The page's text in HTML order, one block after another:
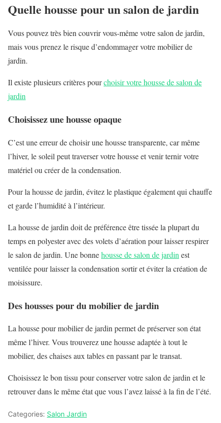
Quelle housse pour un salon de jardin
Vous pouvez très bien couvrir vous-même votre salon de jardin,
mais vous prenez le risque d’endommager votre mobilier de
jardin.
Il existe plusieurs critères pourchoisir votre housse de salon de
jardin
Choisissez une housse opaque
C’est une erreur de choisir une housse transparente, car même
l’hiver, le soleil peut traverser votre housse et venir ternir votre
matériel ou créer de la condensation.
Pour la housse de jardin, évitez le plastique également qui chauffe
et garde l’humidité à l’intérieur.
La housse de jardin doit de préférence être tissée la plupart du
temps en polyester avec des volets d’aération pour laisser respirer
le salon de jardin. Une bonnehousse de salon de jardin est
ventilée pour laisser la condensation sortir et éviter la création de
moisissure.
Des housses pour du mobilier de jardin
La housse pour mobilier de jardin permet de préserver son état
même l’hiver. Vous trouverez une housse adaptée à tout le
mobilier, des chaises aux tables en passant par le transat.
Choisissez le bon tissu pour conserver votre salon de jardin et le
retrouver dans le même état que vous l’avez laissé à la fin de l’été.
Categories: Salon Jardin